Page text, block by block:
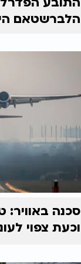
הלברשטאם
וכעת צפוי